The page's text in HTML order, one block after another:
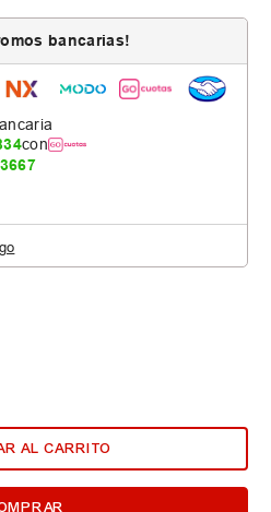
bancarias!
con
3667
AL CARRITO